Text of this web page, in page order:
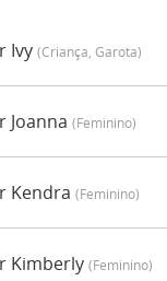
Ivy (criança, Garota)
Joanna (feminino)
Kendra (feminino)
Kimberly (feminino)